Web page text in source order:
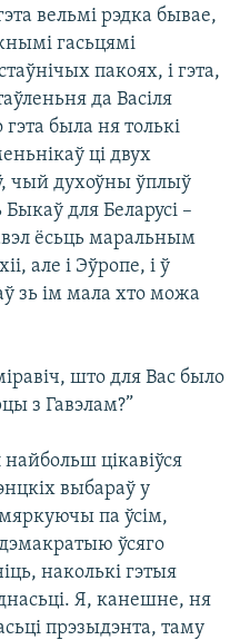
вельмі рэдка бывае,
гасьцямі
пакоях, і гэта,
да Васіля
была ня толькі
ці двух
чый духоўны ўплыў
для Беларусі –
ёсьць маральным
але і Эўропе, і ў
зь ім мала хто можа
што для Вас было
з Гавэлам?”
цікавіўся
выбараў у
мяркуючы па ўсім,
дэмакратыю ўсяго
наколькі гэтыя
Я, канешне, ня
прэзыдэнта, таму